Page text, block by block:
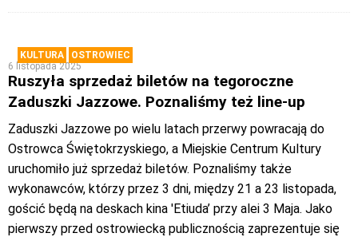
KULTURA
OSTROWIEC
6 listopada 2025
Ruszyła sprzedaż biletów na tegoroczne
Zaduszki Jazzowe. Poznaliśmy też line-up
Zaduszki Jazzowe po wielu latach przerwy powracają do
Ostrowca Świętokrzyskiego, a Miejskie Centrum Kultury
uruchomiło już sprzedaż biletów. Poznaliśmy także
wykonawców, którzy przez 3 dni, między 21 a 23 listopada,
gościć będą na deskach kina 'Etiuda’ przy alei 3 Maja. Jako
pierwszy przed ostrowiecką publicznością zaprezentuje się